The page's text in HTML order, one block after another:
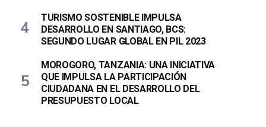
TURISMO SOSTENIBLE IMPULSA
DESARROLLO EN SANTIAGO, BCS:
SEGUNDO LUGAR GLOBAL EN PIL 2023
MOROGORO, TANZANIA: UNA INICIATIVA
QUE IMPULSA LA PARTICIPACIÓN
CIUDADANA EN EL DESARROLLO DEL
PRESUPUESTO LOCAL